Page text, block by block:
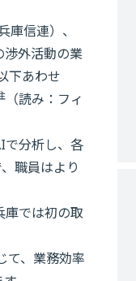
信連）、
渉外活動の業
下あわせ
（読み：フィ
で分析し、各
職員はより
庫では初の取
て、業務効率